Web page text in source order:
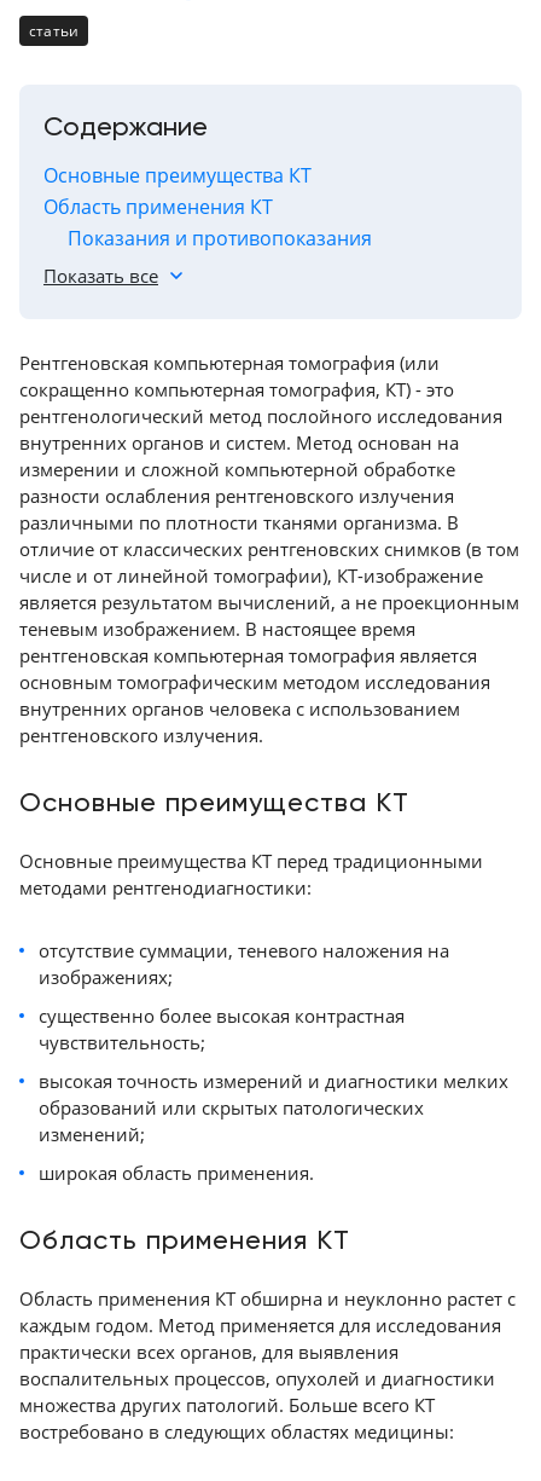
Демозалы
Карьера
Отзывы
8
(800)
93
Краснодар
статьи
Содержание
Основные преимущества КТ
Область применения КТ
Показания и противопоказания
Принцип исследования на КТ
Количество рядов детектора, каналов сбора
данных и число получаемых срезов
Ширина детектора и плюсы увеличения
области исследования
Условное разделение области применения
КТ по количеству физических срезов
Технологии и основные технические
характеристики КТ
Значимость спектральной КТ-визуализации
Число срезов
Ширина детектора (по оси Z, продольной
телу пациента)
Пространственное разрешение
Низкоконтрастное разрешение в плоскости
Максимальная скорость одного оборота
рентгеновской трубки
Важные аспекты при покупке рентгеновского
компьютерного томографа
Комплектация согласно диагностическим
целям
Комплектующие
Подготовка помещения
Транспортировка
ТОП аппаратов КТ в линейке GE HealthCare
5 место - GE HealthCare Optima CT520
3 место - GE HealthCare Revolution Ascend
2 место - GE HealthCare Revolution Frontier
1 место - GE HealthCare Revolution Apex
КТ для планирования лучевой терапии - GE
HealthCare Discovery RT
Показать все
Рентгеновская компьютерная томография (или
сокращенно компьютерная томография, КТ) - это
рентгенологический метод послойного исследования
внутренних органов и систем. Метод основан на
измерении и сложной компьютерной обработке
разности ослабления рентгеновского излучения
различными по плотности тканями организма. В
отличие от классических рентгеновских снимков (в том
числе и от линейной томографии), КТ-изображение
является результатом вычислений, а не проекционным
теневым изображением. В настоящее время
рентгеновская компьютерная томография является
основным томографическим методом исследования
внутренних органов человека с использованием
рентгеновского излучения.
Основные преимущества КТ
Основные преимущества КТ перед традиционными
методами рентгенодиагностики:
отсутствие суммации, теневого наложения на
изображениях;
существенно более высокая контрастная
чувствительность;
высокая точность измерений и диагностики мелких
образований или скрытых патологических
изменений;
широкая область применения.
Область применения КТ
Область применения КТ обширна и неуклонно растет с
каждым годом. Метод применяется для исследования
практически всех органов, для выявления
воспалительных процессов, опухолей и диагностики
множества других патологий. Больше всего КТ
востребовано в следующих областях медицины: